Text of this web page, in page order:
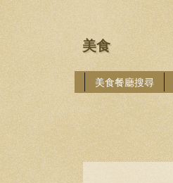
美食
美食餐廳搜尋